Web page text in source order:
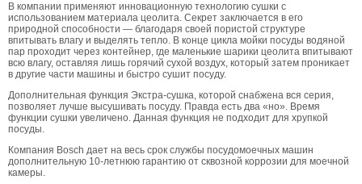
В компании применяют инновационную технологию сушки с
использованием материала цеолита. Секрет заключается в его
природной способности — благодаря своей пористой структуре
впитывать влагу и выделять тепло. В конце цикла мойки посуды водяной
пар проходит через контейнер, где маленькие шарики цеолита впитывают
всю влагу, оставляя лишь горячий сухой воздух, который затем проникает
в другие части машины и быстро сушит посуду.
Дополнительная функция Экстра-сушка, которой снабжена вся серия,
позволяет лучше высушивать посуду. Правда есть два «но». Время
функции сушки увеличено. Данная функция не подходит для хрупкой
посуды.
Компания Bosch дает на весь срок службы посудомоечных машин
дополнительную 10-летнюю гарантию от сквозной коррозии для моечной
камеры.